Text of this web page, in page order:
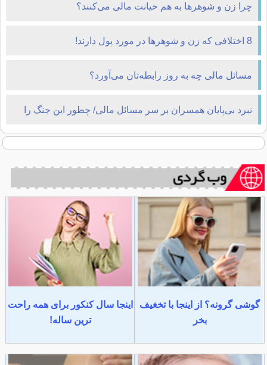
چرا زن و شوهر‌ها به هم خیانت مالی می‌کنند؟
8 اختلافی که زن و شوهرها در مورد پول دارند!
مسائل مالی چه به روز رابطه‌تان می‌آورد؟
نبرد بی‌پایان همسران بر سر مسائل مالی/ چطور این جنگ را
متوقف کنیم؟
گوشی گرونه؟ از اینجا با تخغیف
بخر
اینجا سال کنکور برای همه راحت
ترین ساله!